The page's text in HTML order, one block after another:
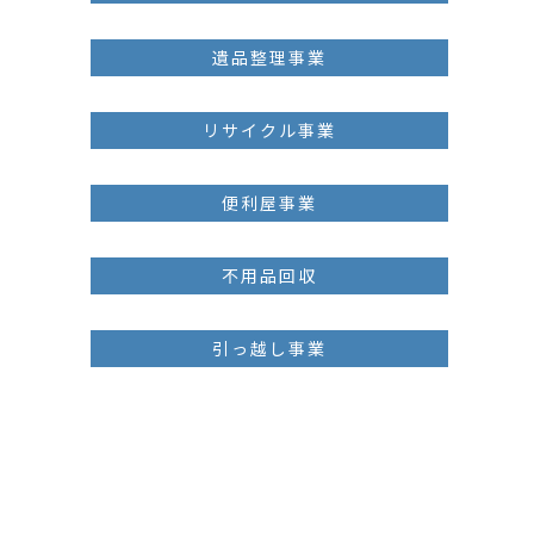
遺品整理事業
リサイクル事業
便利屋事業
不用品回収
引っ越し事業